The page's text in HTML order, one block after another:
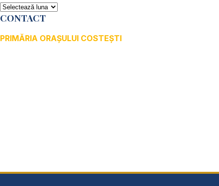
ARHIVĂ
CONTACT
PRIMĂRIA ORAȘULUI COSTEȘTI